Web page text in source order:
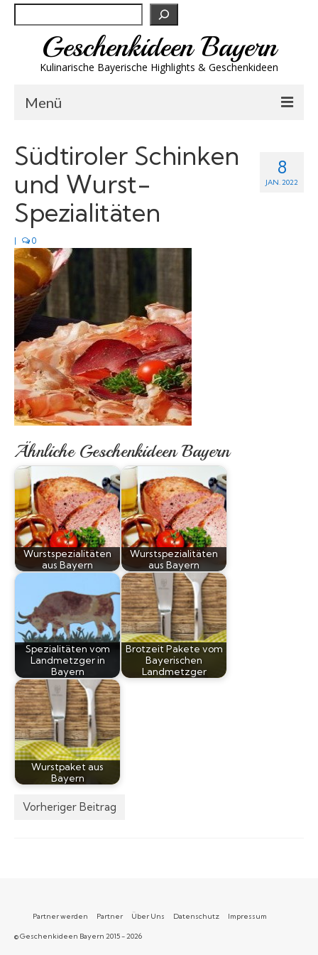
Suchen
Geschenkideen Bayern
Kulinarische Bayerische Highlights & Geschenkideen
Menü
Trachtenmode
Wandern
Wellness
8
JAN. 2022
Südtiroler Schinken
und Wurst-
Spezialitäten
0
Ähnliche Geschenkideen Bayern
Wurstspezialitäten
aus Bayern
Wurstspezialitäten
aus Bayern
Spezialitäten vom
Landmetzger in
Bayern
Brotzeit Pakete vom
Bayerischen
Landmetzger
Wurstpaket aus
Bayern
Vorheriger Beitrag
Partner werden Partner Über Uns Datenschutz Impressum
© Geschenkideen Bayern 2015 - 2026